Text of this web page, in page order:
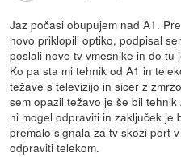
Jaz počasi obupujem nad A1.
novo priklopili optiko, podpisal
poslali nove tv vmesnike in do tu
Ko pa sta mi tehnik od A1 in
težave s televizijo in sicer z
sem opazil težavo je še bil
ni mogel odpraviti in zaključek je
premalo signala za tv skozi port
odpraviti telekom.